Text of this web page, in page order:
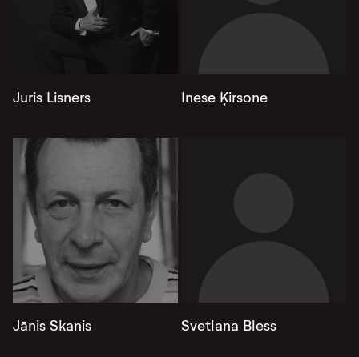
Juris Lisners Inese Ķirsone
Jānis Skanis Svetlana Bless